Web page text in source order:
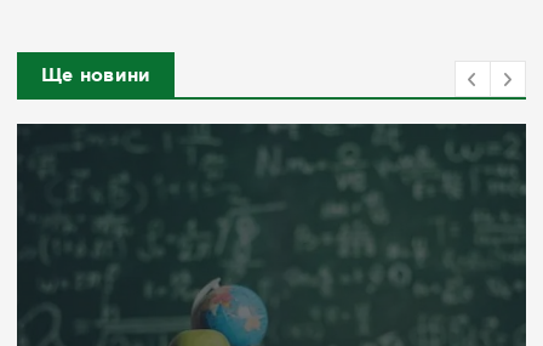
Ще новини